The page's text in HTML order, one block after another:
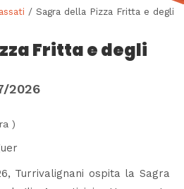
/ Sagra della Pizza Fritta e degli
Fritta e degli
2026
)
Turrivalignani ospita la Sagra